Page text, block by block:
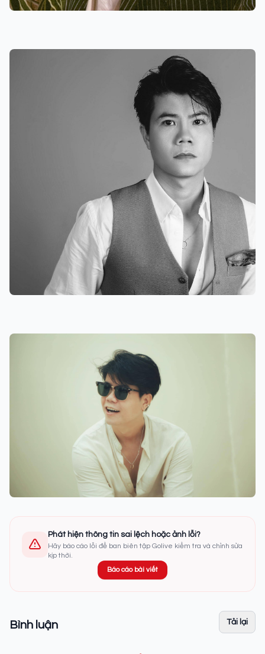
Phát hiện thông tin sai lệch hoặc ảnh lỗi?
Hãy báo cáo lỗi để ban biên tập Golive kiểm tra và chỉnh sửa
kịp thời.
Báo cáo bài viết
Bình luận Tải lại